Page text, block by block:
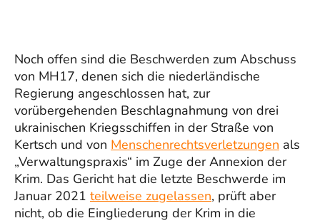
Noch offen sind die Beschwerden zum Abschuss
von MH17, denen sich die niederländische
Regierung angeschlossen hat, zur
vorübergehenden Beschlagnahmung von drei
ukrainischen Kriegsschiffen in der Straße von
Kertsch und von Menschenrechtsverletzungen als
„Verwaltungspraxis“ im Zuge der Annexion der
Krim. Das Gericht hat die letzte Beschwerde im
Januar 2021 teilweise zugelassen, prüft aber
nicht, ob die Eingliederung der Krim in die